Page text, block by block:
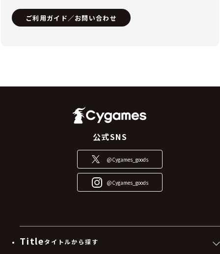
ご利用ガイド／お問い合わせ
公式SNS
@Cygames_goods
@Cygames_goods
Titleタイトルから探す